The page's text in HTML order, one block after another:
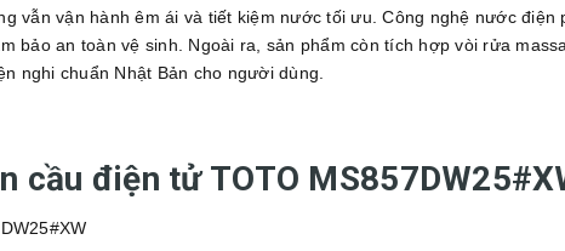
vẫn vận hành êm ái và tiết kiệm nước tối ưu. Công nghệ nước
bảo an toàn vệ sinh. Ngoài ra, sản phẩm còn tích hợp vòi rửa
nghi chuẩn Nhật Bản cho người dùng.
cầu điện tử TOTO